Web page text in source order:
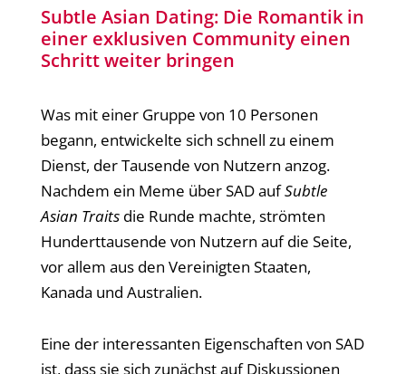
Subtle Asian Dating: Die Romantik in
einer exklusiven Community einen
Schritt weiter bringen
Was mit einer Gruppe von 10 Personen
begann, entwickelte sich schnell zu einem
Dienst, der Tausende von Nutzern anzog.
Nachdem ein Meme über SAD aufSubtle
Asian Traits die Runde machte, strömten
Hunderttausende von Nutzern auf die Seite,
vor allem aus den Vereinigten Staaten,
Kanada und Australien.
Eine der interessanten Eigenschaften von SAD
ist, dass sie sich zunächst auf Diskussionen